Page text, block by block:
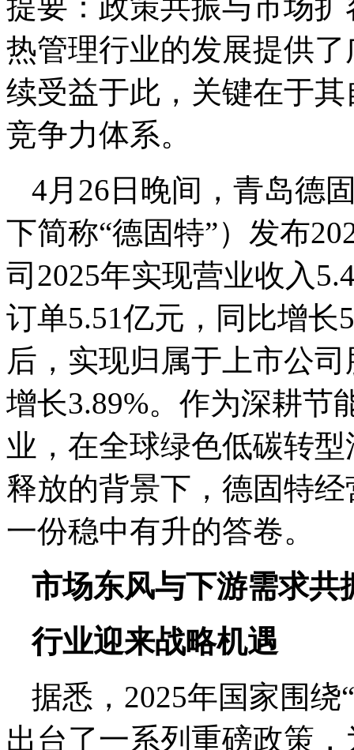
热管理行业的发展提供
续受益于此，关键在于
竞争力体系。
4月26日晚间，青岛德
下简称“德固特”）发布
司2025年实现营业收入
订单5.51亿元，同比增长
后，实现归属于上市公
增长3.89%。作为深耕节
业，在全球绿色低碳转
释放的背景下，德固特
一份稳中有升的答卷。
市场东风与下游需求共
行业迎来战略机遇
据悉，2025年国家围
出台了一系列重磅政策